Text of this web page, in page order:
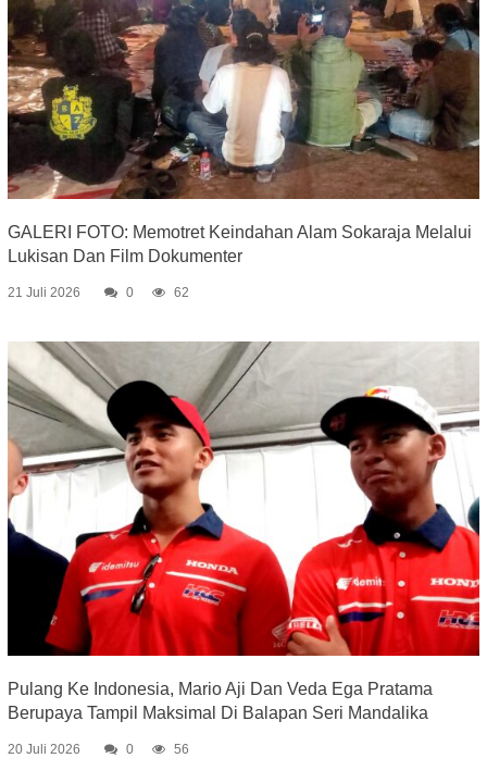
GALERI FOTO: Memotret Keindahan Alam Sokaraja Melalui
Lukisan Dan Film Dokumenter
21 Juli 2026 0 62
Pulang Ke Indonesia, Mario Aji Dan Veda Ega Pratama
Berupaya Tampil Maksimal Di Balapan Seri Mandalika
20 Juli 2026 0 56